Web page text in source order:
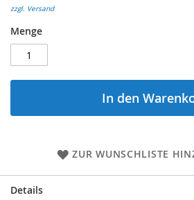
zzgl. Versand
Menge
In den
ZUR WUNSCHLISTE
Details